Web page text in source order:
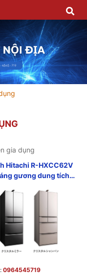
gia dụng
Hitachi R-HXCC62V
gương dung tích
0964545719